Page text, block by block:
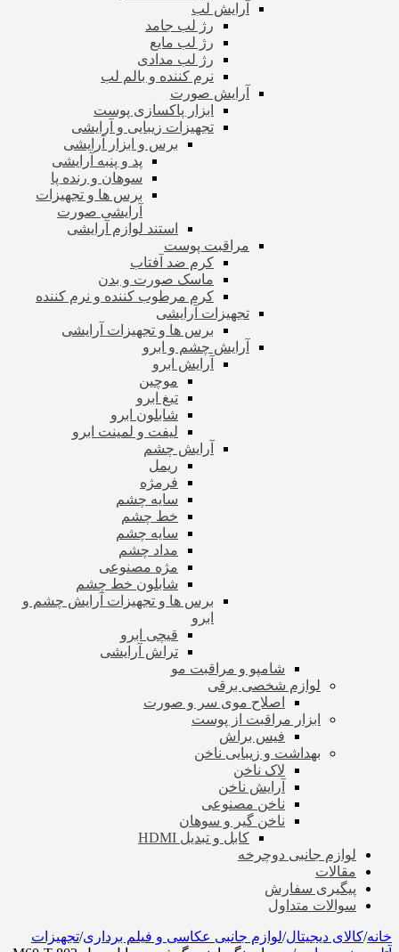
آرایش لب
رژ لب جامد
رژ لب مایع
رژ لب مدادی
نرم کننده و بالم لب
آرایش صورت
ابزار پاکسازی پوست
تجهیزات زیبایی و آرایشی
برس و ابزار آرایشی
پد و پنبه آرایشی
سوهان و رنده پا
برس ها و تجهیزات
آرایشی صورت
استند لوازم آرایشی
مراقبت پوست
کرم ضد آفتاب
ماسک صورت و بدن
کرم مرطوب کننده و نرم کننده
تجهیزات آرایشی
برس ها و تجهیزات آرایشی
آرایش چشم و ابرو
آرایش ابرو
موچین
تیغ ابرو
شابلون ابرو
لیفت و لمینت ابرو
آرایش چشم
ریمل
فرمژه
سایه چشم
خط چشم
سایه چشم
مداد چشم
مژه مصنوعی
شابلون خط چشم
برس ها و تجهیزات آرایش چشم و
ابرو
قیچی ابرو
تراش آرایشی
شامپو و مراقبت مو
لوازم شخصی برقی
اصلاح موی سر و صورت
ابزار مراقبت از پوست
فیس براش
بهداشت و زیبایی ناخن
لاک ناخن
آرایش ناخن
ناخن مصنوعی
ناخن گیر و سوهان
کابل و تبدیل HDMI
لوازم جانبی دوچرخه
مقالات
پیگیری سفارش
سوالات متداول
خانه/کالای دیجیتال/لوازم جانبی عکاسی و فیلم برداری/تجهیزات